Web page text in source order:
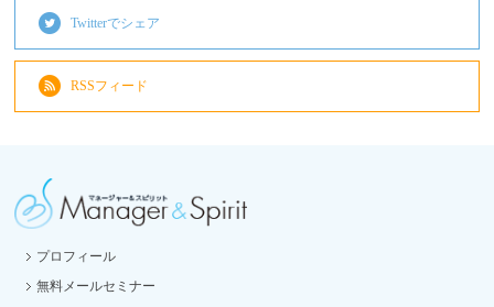
Twitterでシェア
RSSフィード
プロフィール
無料メールセミナー